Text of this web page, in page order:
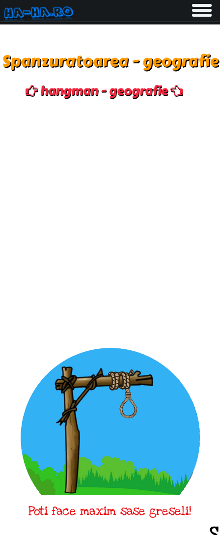
Toggle
Spanzuratoarea - geografie
hangman - geografie
Poti face maxim sase greseli!